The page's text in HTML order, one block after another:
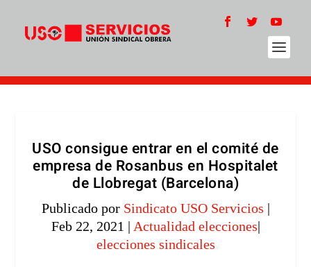
USO consigue entrar en el comité de
empresa de Rosanbus en Hospitalet
de Llobregat (Barcelona)
Publicado por Sindicato USO Servicios |
Feb 22, 2021 | Actualidad elecciones|
elecciones sindicales